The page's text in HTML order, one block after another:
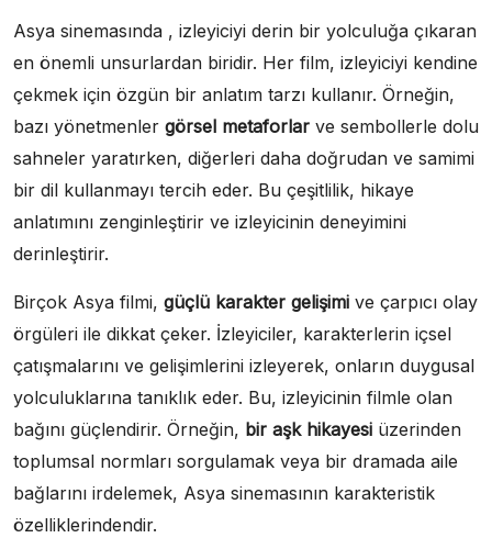
Asya sinemasında , izleyiciyi derin bir yolculuğa çıkaran
en önemli unsurlardan biridir. Her film, izleyiciyi kendine
çekmek için özgün bir anlatım tarzı kullanır. Örneğin,
bazı yönetmenler görsel metaforlar ve sembollerle dolu
sahneler yaratırken, diğerleri daha doğrudan ve samimi
bir dil kullanmayı tercih eder. Bu çeşitlilik, hikaye
anlatımını zenginleştirir ve izleyicinin deneyimini
derinleştirir.
Birçok Asya filmi, güçlü karakter gelişimi ve çarpıcı olay
örgüleri ile dikkat çeker. İzleyiciler, karakterlerin içsel
çatışmalarını ve gelişimlerini izleyerek, onların duygusal
yolculuklarına tanıklık eder. Bu, izleyicinin filmle olan
bağını güçlendirir. Örneğin, bir aşk hikayesi üzerinden
toplumsal normları sorgulamak veya bir dramada aile
bağlarını irdelemek, Asya sinemasının karakteristik
özelliklerindendir.